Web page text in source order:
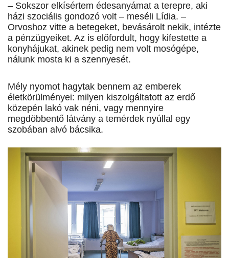
– Sokszor elkísértem édesanyámat a terepre, aki
házi szociális gondozó volt – meséli Lídia. –
Orvoshoz vitte a betegeket, bevásárolt nekik, intézte
a pénzügyeiket. Az is előfordult, hogy kifestette a
konyhájukat, akinek pedig nem volt mosógépe,
nálunk mosta ki a szennyesét.
Mély nyomot hagytak bennem az emberek
életkörülményei: milyen kiszolgáltatott az erdő
közepén lakó vak néni, vagy mennyire
megdöbbentő látvány a temérdek nyúllal egy
szobában alvó bácsika.